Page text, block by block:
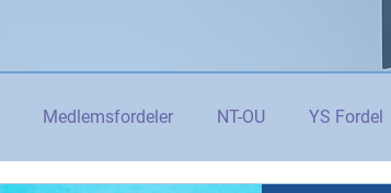
Medlemsfordeler NT-OU YS Fordel